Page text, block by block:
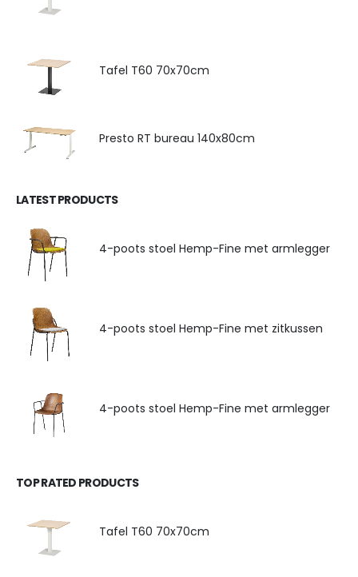
Tafel T60 70x70cm
Presto RT bureau 140x80cm
LATEST PRODUCTS
4-poots stoel Hemp-Fine met armlegger
4-poots stoel Hemp-Fine met zitkussen
4-poots stoel Hemp-Fine met armlegger
TOP RATED PRODUCTS
Tafel T60 70x70cm